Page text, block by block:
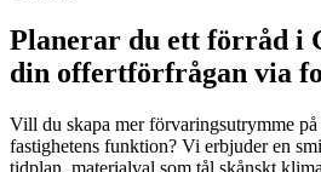
Planerar du ett förråd i
din offertförfrågan via
Vill du skapa mer förvaringsutrymme
fastighetens funktion? Vi erbjuder en
tidplan, materialval som tål skånskt